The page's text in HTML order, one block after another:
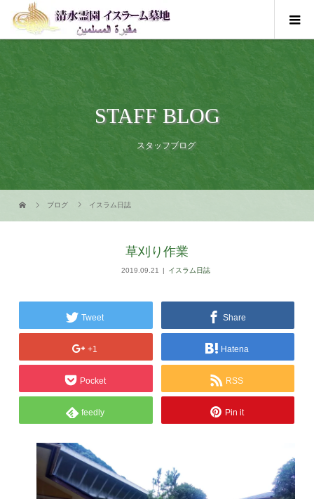
STAFF BLOG
スタッフブログ
ブログ イスラム日誌
草刈り作業
2019.09.21 イスラム日誌
Tweet Share
+1 Hatena
Pocket RSS
feedly Pin it